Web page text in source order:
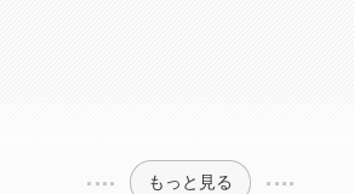
もっと見る